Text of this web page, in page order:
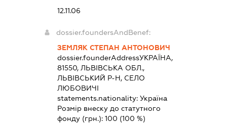
12.11.06
dossier.foundersAndBenef:
ЗЕМЛЯК СТЕПАН АНТОНОВИЧ
dossier.founderAddressУКРАЇНА,
81550, ЛЬВІВСЬКА ОБЛ.,
ЛЬВІВСЬКИЙ Р-Н, СЕЛО
ЛЮБОВИЧІ
statements.nationality: Україна
Розмір внеску до статутного
фонду (грн.): 100 (100 %)